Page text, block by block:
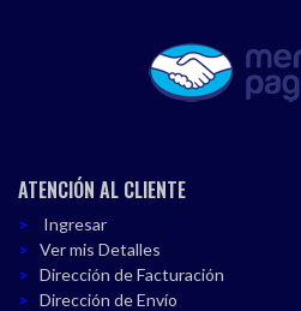
ATENCIÓN AL CLIENTE
Ingresar
Ver mis Detalles
Dirección de Facturación
Dirección de Envío